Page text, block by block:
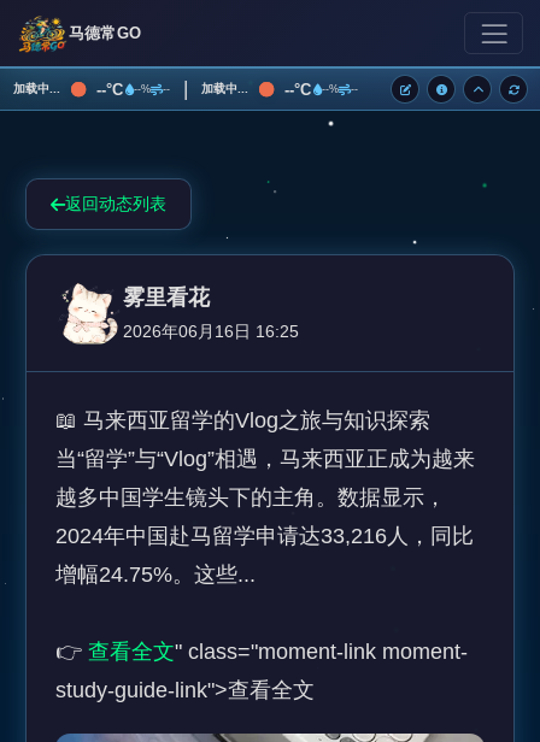
马德常GO
加载中... --°C --% -- | 加载中... --°C --% --
返回动态列表
雾里看花
2026年06月16日 16:25
📖 马来西亚留学的Vlog之旅与知识探索
当“留学”与“Vlog”相遇，马来西亚正成为越来
越多中国学生镜头下的主角。数据显示，
2024年中国赴马留学申请达33,216人，同比
增幅24.75%。这些...
👉 查看全文" class="moment-link moment-
study-guide-link">查看全文